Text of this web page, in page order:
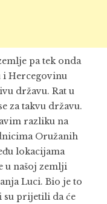
pa tek onda
i Hercegovinu
državu. Rat u
za takvu državu.
razliku na
Oružanih
lokacijama
u našoj zemlji
Luci. Bio je to
su prijetili da će